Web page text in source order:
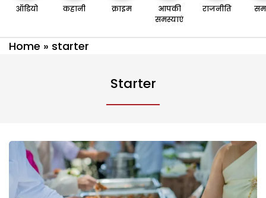
ऑडियो कहानी क्राइम
आपकी
समस्याएं
राजनीति
Home » starter
Starter